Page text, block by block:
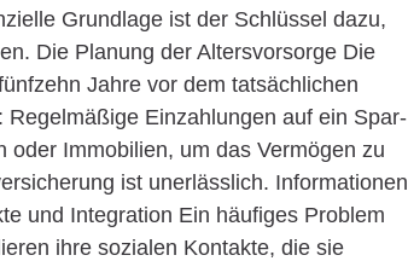
Grundlage ist der Schlüssel dazu,
Die Planung der Altersvorsorge Die
Jahre vor dem tatsächlichen
Einzahlungen auf ein Spar-
oder Immobilien, um das Vermögen zu
ist unerlässlich. Informationen
und Integration Ein häufiges Problem
ihre sozialen Kontakte, die sie